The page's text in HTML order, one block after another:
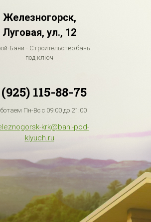
Железногорск,
Луговая, ул., 12
Бани - Строительство бань
под ключ
115-88-75
Пн-Вс с 09:00 до 21:00
krk@bani-pod-
klyuch.ru